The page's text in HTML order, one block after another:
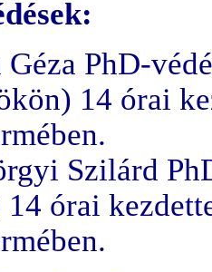
PhD-
14 órai
Szilárd
órai